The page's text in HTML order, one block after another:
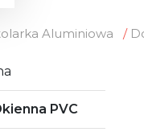
Aluminiowa
PVC